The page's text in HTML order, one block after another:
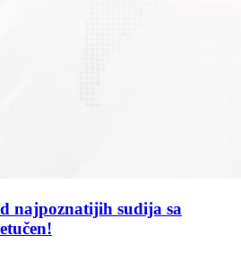
najpoznatijih sudija sa